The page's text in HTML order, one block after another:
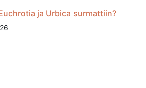
ja Urbica surmattiin?